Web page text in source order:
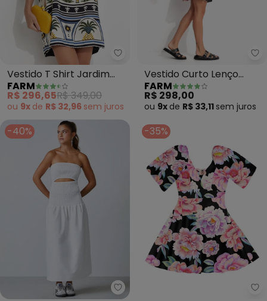
Farm - Vestido T Shirt Jardim
Vestido T Shirt Jardim
Tropical (Bege)
FARM
R$ 296,65R$ 349,00
ou 9x de R$ 32,96 sem juros
Vestido Curto Lenço
Ararinha (Preto)
FARM
R$ 298,00
ou 9x de R$ 33,11 sem juros
-40%
Authoria - Vestido de Tricoline
-35%